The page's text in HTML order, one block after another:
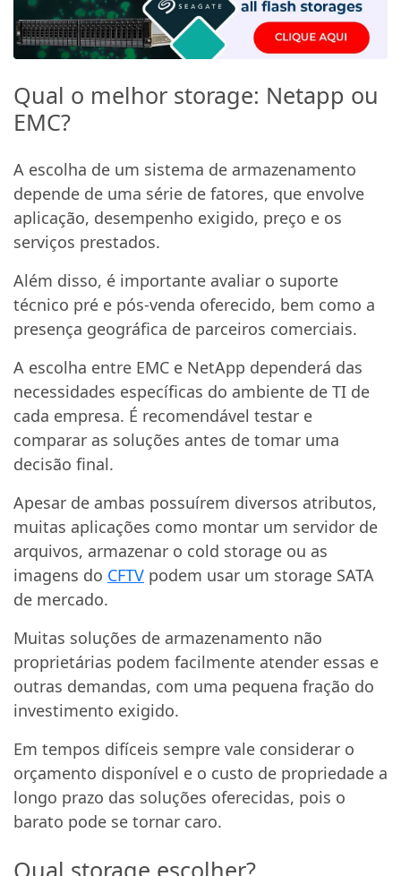
Qual o melhor storage: Netapp ou
EMC?
A escolha de um sistema de armazenamento
depende de uma série de fatores, que envolve
aplicação, desempenho exigido, preço e os
serviços prestados.
Além disso, é importante avaliar o suporte
técnico pré e pós-venda oferecido, bem como a
presença geográfica de parceiros comerciais.
A escolha entre EMC e NetApp dependerá das
necessidades específicas do ambiente de TI de
cada empresa. É recomendável testar e
comparar as soluções antes de tomar uma
decisão final.
Apesar de ambas possuírem diversos atributos,
muitas aplicações como montar um servidor de
arquivos, armazenar o cold storage ou as
imagens do CFTV podem usar um storage SATA
de mercado.
Muitas soluções de armazenamento não
proprietárias podem facilmente atender essas e
outras demandas, com uma pequena fração do
investimento exigido.
Em tempos difíceis sempre vale considerar o
orçamento disponível e o custo de propriedade a
longo prazo das soluções oferecidas, pois o
barato pode se tornar caro.
Qual storage escolher?